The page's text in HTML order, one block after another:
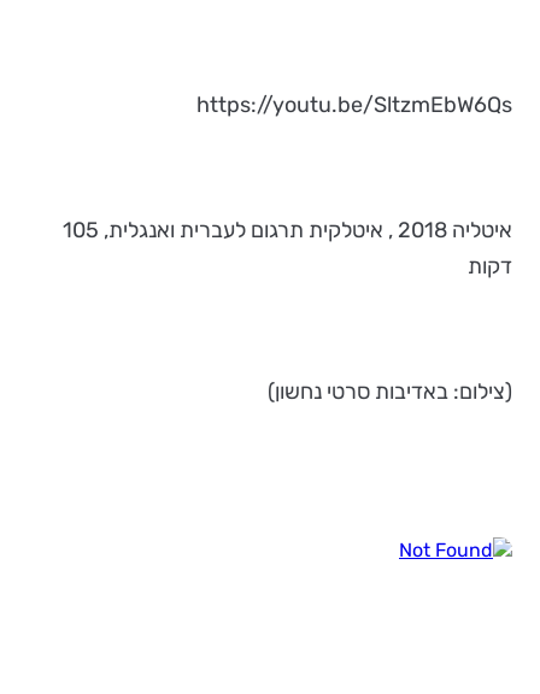
https://youtu.be/SltzmEbW6Qs
איטליה 2018 , איטלקית תרגום לעברית ואנגלית, 105
דקות
(צילום: באדיבות סרטי נחשון)